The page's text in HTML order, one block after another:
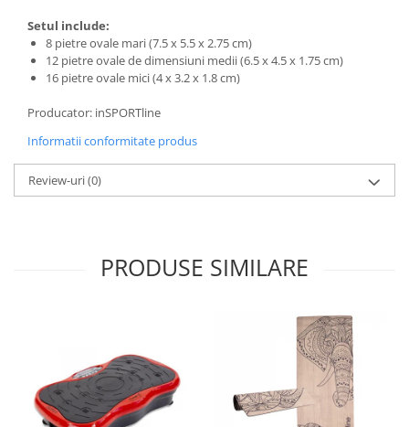
Interfoane bebelusi
Aparate aerosoli
Robot de bucatarie
Termometre copii si bebe
Setul include:
8 pietre ovale mari (7.5 x 5.5 x 2.75 cm)
12 pietre ovale de dimensiuni medii (6.5 x 4.5 x 1.75 cm)
16 pietre ovale mici (4 x 3.2 x 1.8 cm)
Producator: inSPORTline
Informatii conformitate produs
Review-uri(0)
PRODUSE SIMILARE